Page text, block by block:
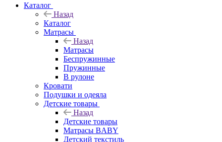
Каталог
Назад
Каталог
Матрасы
Назад
Матрасы
Беспружинные
Пружинные
В рулоне
Кровати
Подушки и одеяла
Детские товары
Назад
Детские товары
Матрасы BABY
Детский текстиль